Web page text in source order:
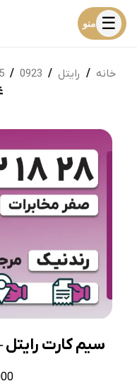
☰ منو
خانه / رایتل /
0923
/
سیم کارت